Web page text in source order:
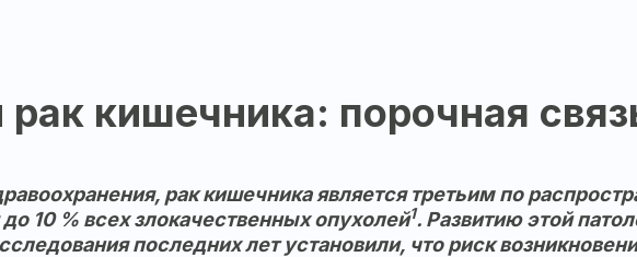
кишечника: порочная
рак кишечника является третьим по
10 % всех злокачественных опухолей1. Развитию этой
последних лет установили, что риск